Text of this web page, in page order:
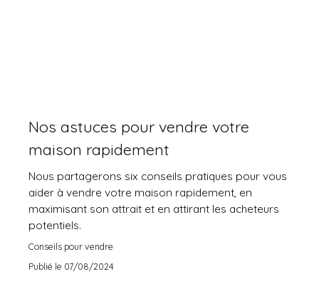
Nos astuces pour vendre votre
maison rapidement
Nous partagerons six conseils pratiques pour vous
aider à vendre votre maison rapidement, en
maximisant son attrait et en attirant les acheteurs
potentiels.
Conseils pour vendre
Publié le 07/08/2024